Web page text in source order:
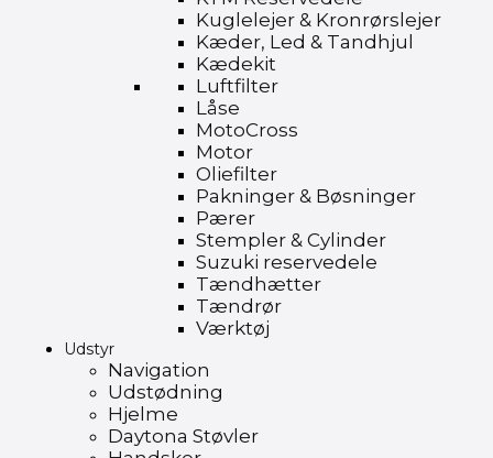
Kuglelejer & Kronrørslejer
Kæder, Led & Tandhjul
Kædekit
Luftfilter
Låse
MotoCross
Motor
Oliefilter
Pakninger & Bøsninger
Pærer
Stempler & Cylinder
Suzuki reservedele
Tændhætter
Tændrør
Værktøj
Udstyr
Navigation
Udstødning
Hjelme
Daytona Støvler